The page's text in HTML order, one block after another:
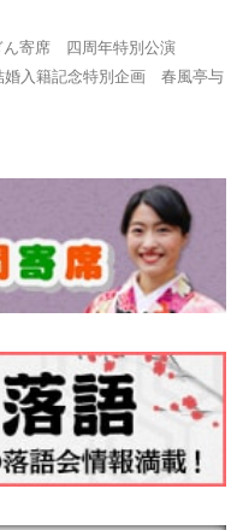
寄席 四周年特別公演
入籍記念特別企画 春風亭与